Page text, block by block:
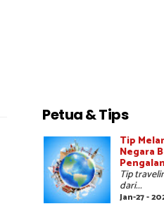
Petua & Tips
Tip
Negara
Tip
dari...
Jan-27 -